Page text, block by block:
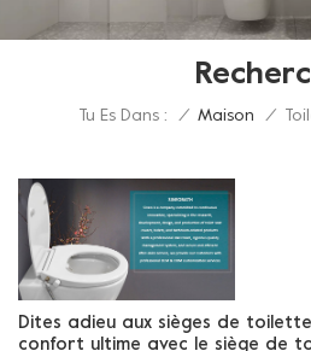
Tu Es Dans : / Maison /
Dites adieu aux sièges de
confort ultime avec le siège de